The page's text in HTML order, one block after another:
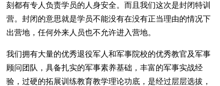
刻都有专人负责学员的人身安全。而且我们这次是封闭特训
营。封闭的意思就是学员不能没有在没有正当理由的情况下
出营地，任何外来人员也不允许进入营地。
我们拥有大量的优秀退役军人和军事院校的优秀教官及军事
顾问团队，具备扎实的军事素养基础，丰富的军事实战经
验，过硬的拓展训练教育教学理论功底，是经过层层选拔，